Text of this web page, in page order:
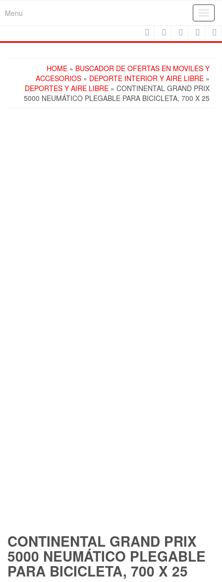
Menu
HOME » BUSCADOR DE OFERTAS EN MOVILES Y
ACCESORIOS » DEPORTE INTERIOR Y AIRE LIBRE »
DEPORTES Y AIRE LIBRE » CONTINENTAL GRAND PRIX
5000 NEUMÁTICO PLEGABLE PARA BICICLETA, 700 X 25
CONTINENTAL GRAND PRIX
5000 NEUMÁTICO PLEGABLE
PARA BICICLETA, 700 X 25